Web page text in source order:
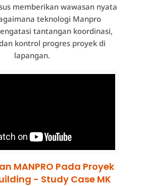
memberikan wawasan nyata
teknologi Manpro
tantangan koordinasi,
kontrol progres proyek di
lapangan.
MANPRO Pada Proyek
- Study Case MK